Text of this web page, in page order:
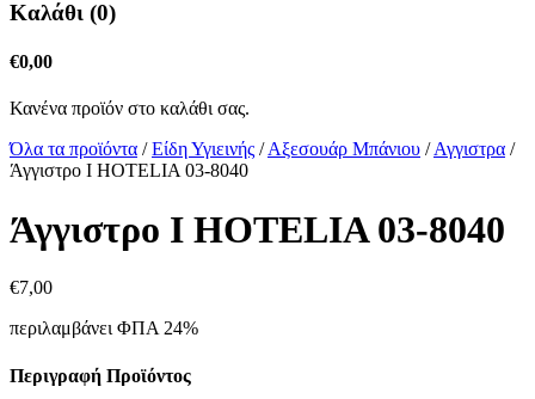
Καλάθι (0)
€0,00
Κανένα προϊόν στο καλάθι σας.
Όλα τα προϊόντα /Είδη Υγιεινής /Αξεσουάρ Μπάνιου /Αγγιστρα /
Άγγιστρο Ι HOTELIA 03-8040
Άγγιστρο Ι HOTELIA 03-8040
€7,00
περιλαμβάνει ΦΠΑ 24%
Περιγραφή Προϊόντος